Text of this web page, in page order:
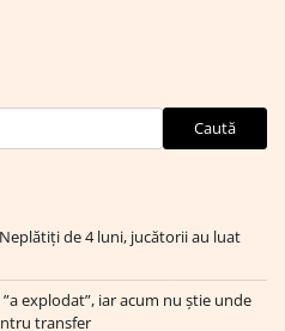
Caută
de 4 luni, jucătorii au luat
explodat”, iar acum nu știe unde
transfer